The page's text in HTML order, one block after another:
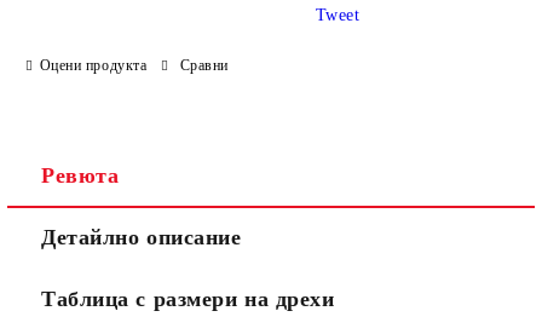
Оцени продукта Сравни
Tweet
Ревюта
Детайлно описание
Таблица с размери на дрехи